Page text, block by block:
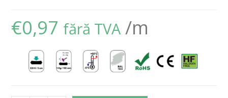
€0,97 fără TVA /m